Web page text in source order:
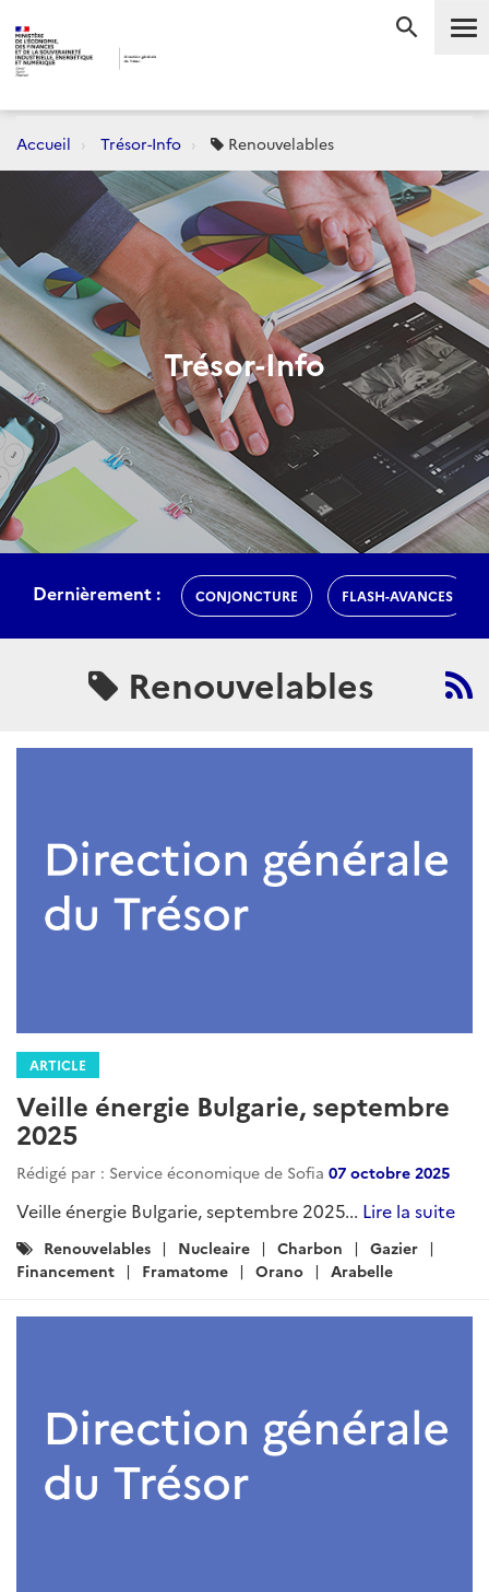
Accueil Trésor-Info Renouvelables
Trésor-Info
Dernièrement : CONJONCTURE FLASH-AVANCES
Renouvelables
ARTICLE
Veille énergie Bulgarie, septembre
2025
Rédigé par : Service économique de Sofia 07 octobre 2025
Veille énergie Bulgarie, septembre 2025... Lire la suite
Catégories
:
Renouvelables Nucleaire Charbon
Gazier
Financement
Framatome Orano Arabelle